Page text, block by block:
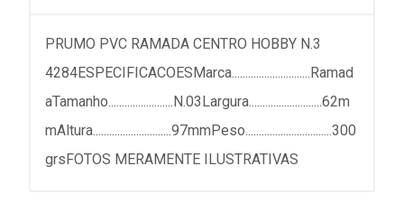
PRUMO PVC RAMADA CENTRO HOBBY N.3
4284ESPECIFICACOESMarca.............................Ramad
aTamanho........................N.03Largura...........................62m
mAltura.............................97mmPeso................................300
grsFOTOS MERAMENTE ILUSTRATIVAS